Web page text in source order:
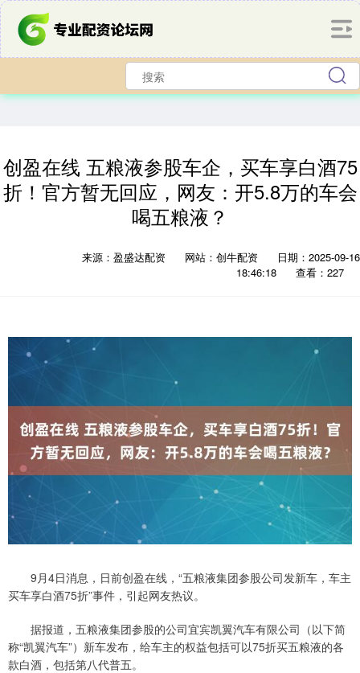
创盈在线 五粮液参股车企，买车享白酒75
折！官方暂无回应，网友：开5.8万的车会
喝五粮液？
来源：盈盛达配资 网站：创牛配资
日期：2025-09-16
18:46:18
查看：227
9月4日消息，日前创盈在线，“五粮液集团参股公司发新车，车主
买车享白酒75折”事件，引起网友热议。
据报道，五粮液集团参股的公司宜宾凯翼汽车有限公司（以下简
称“凯翼汽车”）新车发布，给车主的权益包括可以75折买五粮液的各
款白酒，包括第八代普五。